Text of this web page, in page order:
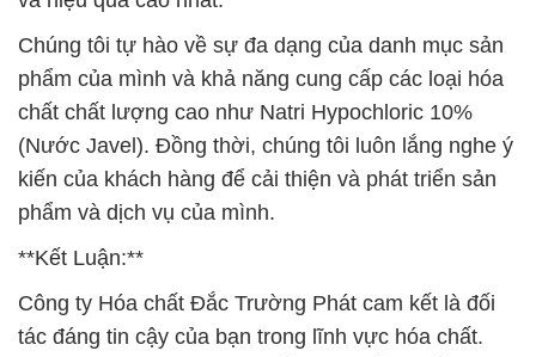
Chúng tôi tự hào về sự đa dạng của danh mục sản
phẩm của mình và khả năng cung cấp các loại hóa
chất chất lượng cao như Natri Hypochloric 10%
(Nước Javel). Đồng thời, chúng tôi luôn lắng nghe ý
kiến của khách hàng để cải thiện và phát triển sản
phẩm và dịch vụ của mình.
**Kết Luận:**
Công ty Hóa chất Đắc Trường Phát cam kết là đối
tác đáng tin cậy của bạn trong lĩnh vực hóa chất.